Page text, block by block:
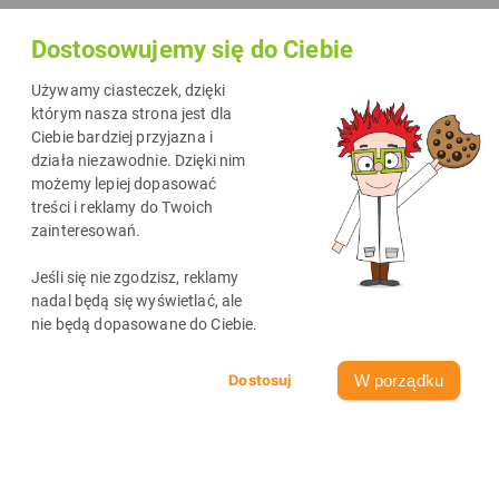
Dostosowujemy się do Ciebie
Używamy ciasteczek, dzięki
którym nasza strona jest dla
Ciebie bardziej przyjazna i
działa niezawodnie. Dzięki nim
możemy lepiej dopasować
treści i reklamy do Twoich
zainteresowań.
Jeśli się nie zgodzisz, reklamy
nadal będą się wyświetlać, ale
nie będą dopasowane do Ciebie.
W porządku
narzędzi, które pozwolą Ci stworzyć oryginalne, ozdobne
propozycje aplikacji w Canvie. Aplikacje do tworzenia
ozdobnych fontów w Canvie które z pewnością Cię
zainteresują, a do tego są za darmo.